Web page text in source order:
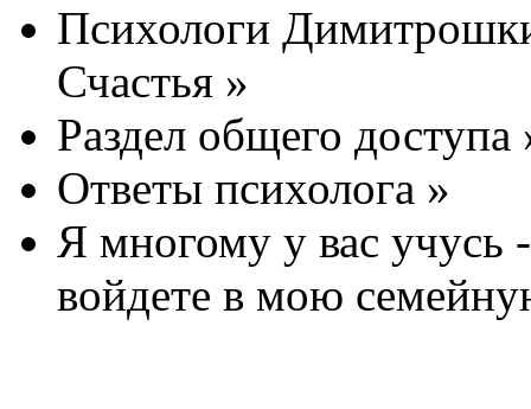
Психологи
Счастья »
Раздел общего доступа
Ответы психолога »
Я многому у вас учусь
войдете в мою